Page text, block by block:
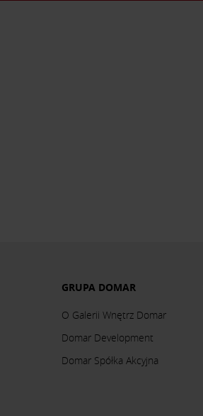
GRUPA DOMAR
O Galerii Wnętrz Domar
Domar Development
Domar Spółka Akcyjna